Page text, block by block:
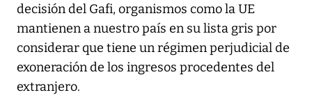
decisión del Gafi, organismos como la UE
mantienen a nuestro país en su lista gris por
considerar que tiene un régimen perjudicial de
exoneración de los ingresos procedentes del
extranjero.